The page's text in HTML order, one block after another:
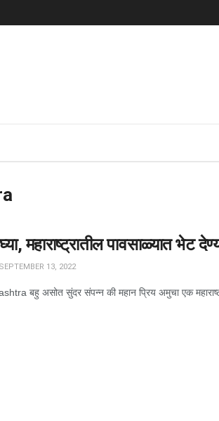
महाराष्ट्रातील पावसाळ्यात भेट
13, 2022
बहु असोत सुंदर संपन्न की महान प्रिय अमुचा एक